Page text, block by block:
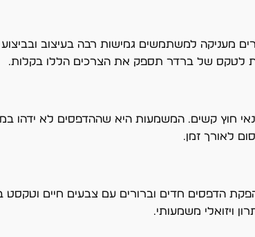
מעניקה למשתמשים גמישות רבה בעיצוב
לטקס של ברדר תספק את הצרכים הללו בקלות.
חוץ קשים. המשמעות היא שההדפסים לא ידהו
לאורך זמן.
הדפסים חדים וברורים עם צבעים חיים וטקסט
ויזואלי משמעותי.